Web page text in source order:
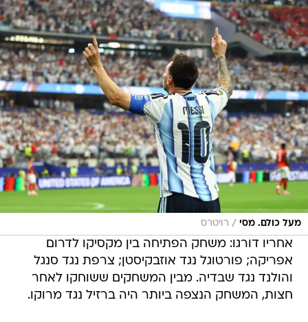
מעל כולם. מסי / רויטרס
אחריו דורגו: משחק הפתיחה בין מקסיקו לדרום
אפריקה; פורטוגל נגד אוזבקיסטן; צרפת נגד סנגל
והולנד נגד שבדיה. מבין המשחקים ששוחקו לאחר
חצות, המשחק הנצפה ביותר היה ברזיל נגד מרוקו.